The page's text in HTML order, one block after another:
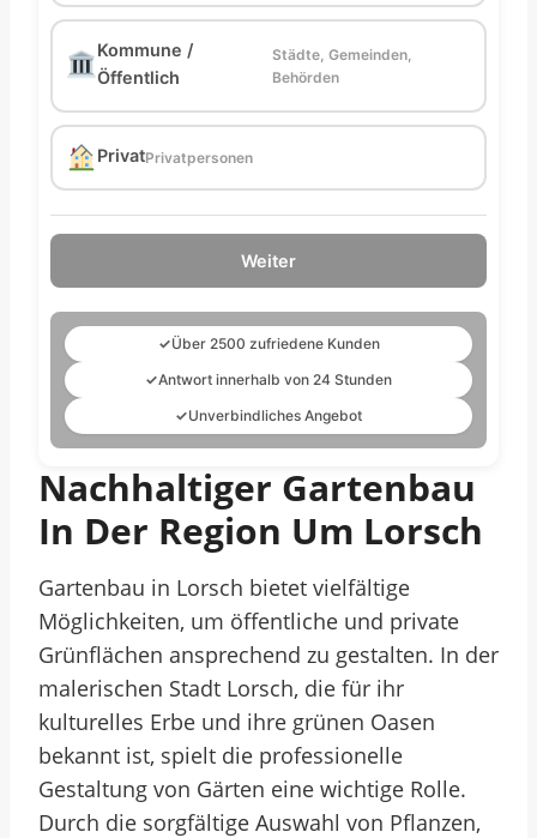
Kommune /
Öffentlich
Städte, Gemeinden,
Behörden
PrivatPrivatpersonen
Weiter
✓Über 2500 zufriedene Kunden
✓Antwort innerhalb von 24 Stunden
✓Unverbindliches Angebot
Nachhaltiger Gartenbau
In Der Region Um Lorsch
Gartenbau in Lorsch bietet vielfältige
Möglichkeiten, um öffentliche und private
Grünflächen ansprechend zu gestalten. In der
malerischen Stadt Lorsch, die für ihr
kulturelles Erbe und ihre grünen Oasen
bekannt ist, spielt die professionelle
Gestaltung von Gärten eine wichtige Rolle.
Durch die sorgfältige Auswahl von Pflanzen,